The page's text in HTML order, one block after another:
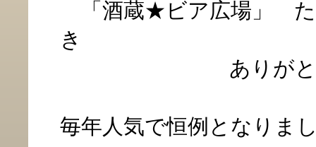
「酒蔵★ビア広場」 た
き
ありがとうご
毎年人気で恒例となりま